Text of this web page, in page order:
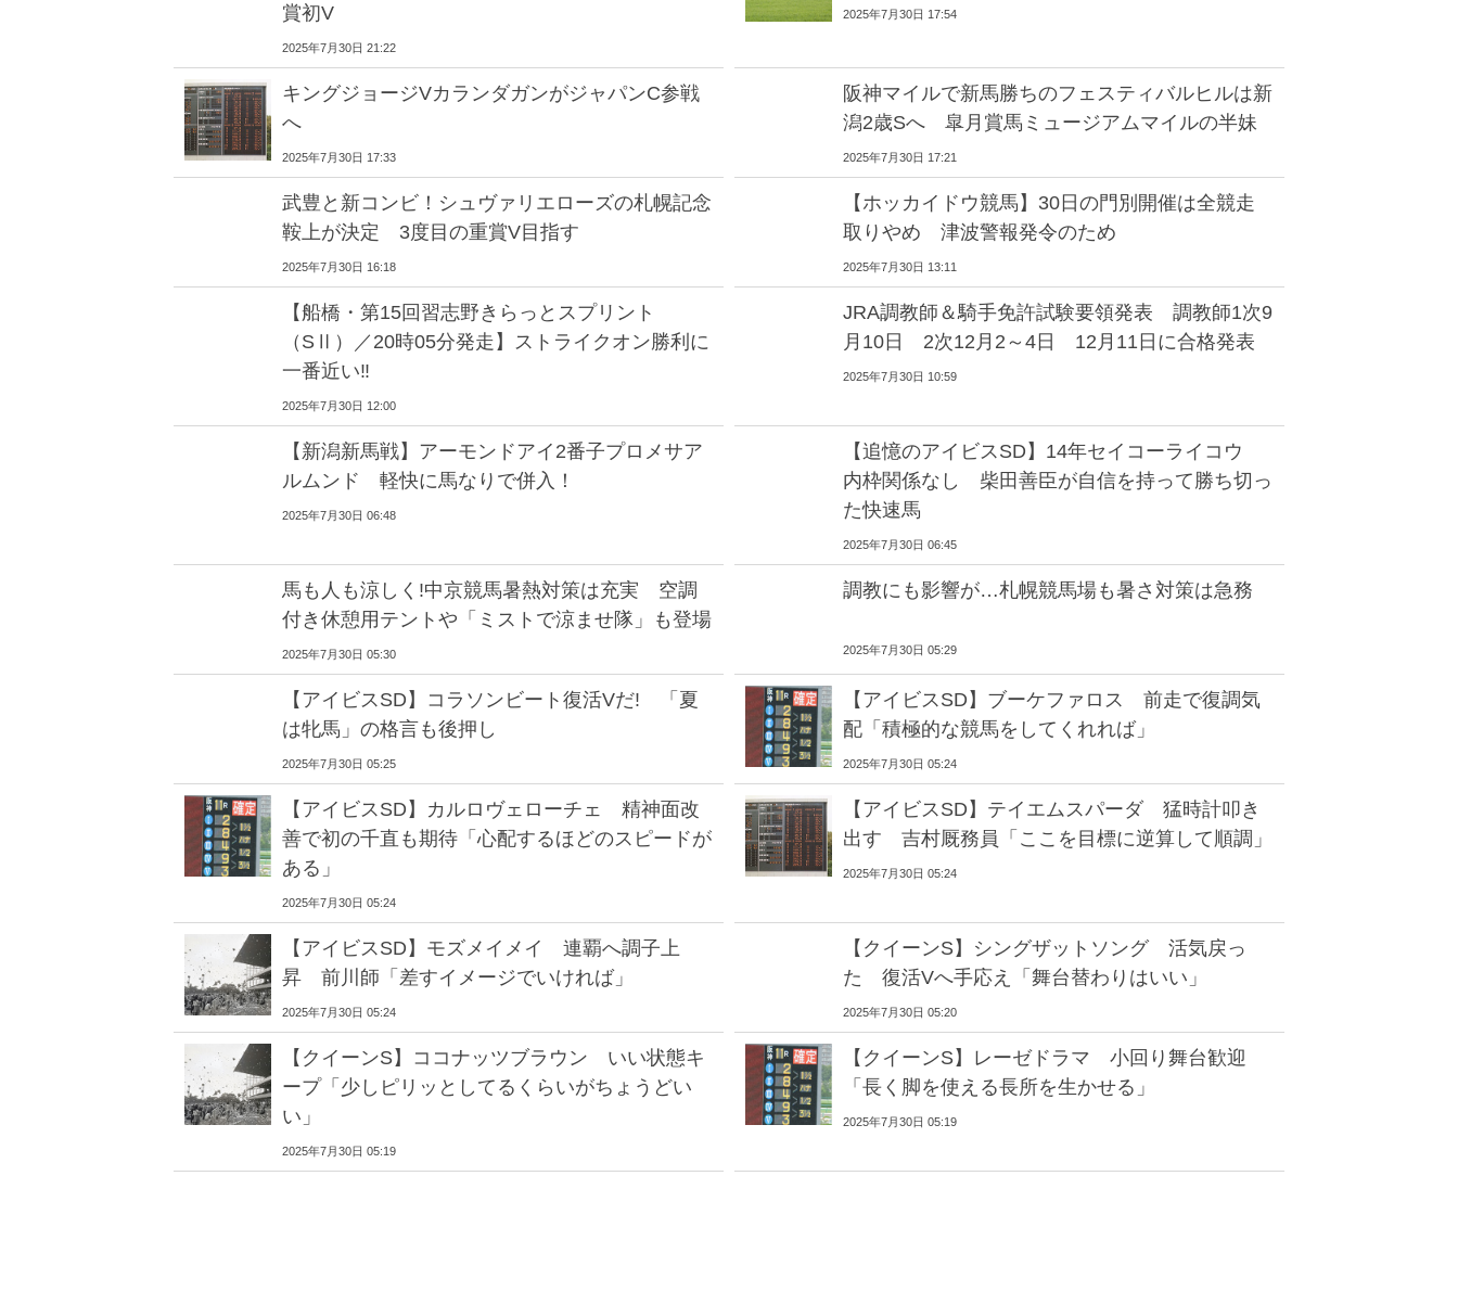
賞初V
2025年7月30日 21:22
2025年7月30日 17:54
キングジョージVカランダガンがジャパンC参戦
へ
2025年7月30日 17:33
阪神マイルで新馬勝ちのフェスティバルヒルは新
潟2歳Sへ 皐月賞馬ミュージアムマイルの半妹
2025年7月30日 17:21
武豊と新コンビ！シュヴァリエローズの札幌記念
鞍上が決定 3度目の重賞V目指す
2025年7月30日 16:18
【ホッカイドウ競馬】30日の門別開催は全競走
取りやめ 津波警報発令のため
2025年7月30日 13:11
【船橋・第15回習志野きらっとスプリント
（SⅡ）／20時05分発走】ストライクオン勝利に
一番近い‼
2025年7月30日 12:00
JRA調教師＆騎手免許試験要領発表 調教師1次9
月10日 2次12月2～4日 12月11日に合格発表
2025年7月30日 10:59
【新潟新馬戦】アーモンドアイ2番子プロメサア
ルムンド 軽快に馬なりで併入！
2025年7月30日 06:48
【追憶のアイビスSD】14年セイコーライコウ
内枠関係なし 柴田善臣が自信を持って勝ち切っ
た快速馬
2025年7月30日 06:45
馬も人も涼しく!中京競馬暑熱対策は充実 空調
付き休憩用テントや「ミストで涼ませ隊」も登場
2025年7月30日 05:30
調教にも影響が…札幌競馬場も暑さ対策は急務
2025年7月30日 05:29
【アイビスSD】コラソンビート復活Vだ! 「夏
は牝馬」の格言も後押し
2025年7月30日 05:25
【アイビスSD】ブーケファロス 前走で復調気
配「積極的な競馬をしてくれれば」
2025年7月30日 05:24
【アイビスSD】カルロヴェローチェ 精神面改
善で初の千直も期待「心配するほどのスピードが
ある」
2025年7月30日 05:24
【アイビスSD】テイエムスパーダ 猛時計叩き
出す 吉村厩務員「ここを目標に逆算して順調」
2025年7月30日 05:24
【アイビスSD】モズメイメイ 連覇へ調子上
昇 前川師「差すイメージでいければ」
2025年7月30日 05:24
【クイーンS】シングザットソング 活気戻っ
た 復活Vへ手応え「舞台替わりはいい」
2025年7月30日 05:20
【クイーンS】ココナッツブラウン いい状態キ
ープ「少しピリッとしてるくらいがちょうどい
い」
2025年7月30日 05:19
【クイーンS】レーゼドラマ 小回り舞台歓迎
「長く脚を使える長所を生かせる」
2025年7月30日 05:19